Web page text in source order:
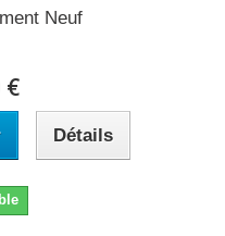
Neuf
€
Détails